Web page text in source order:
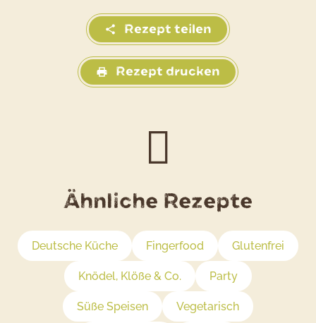
Rezept teilen
Rezept drucken
Ähnliche Rezepte
Deutsche Küche Fingerfood Glutenfrei
Knödel, Klöße & Co. Party
Süße Speisen Vegetarisch